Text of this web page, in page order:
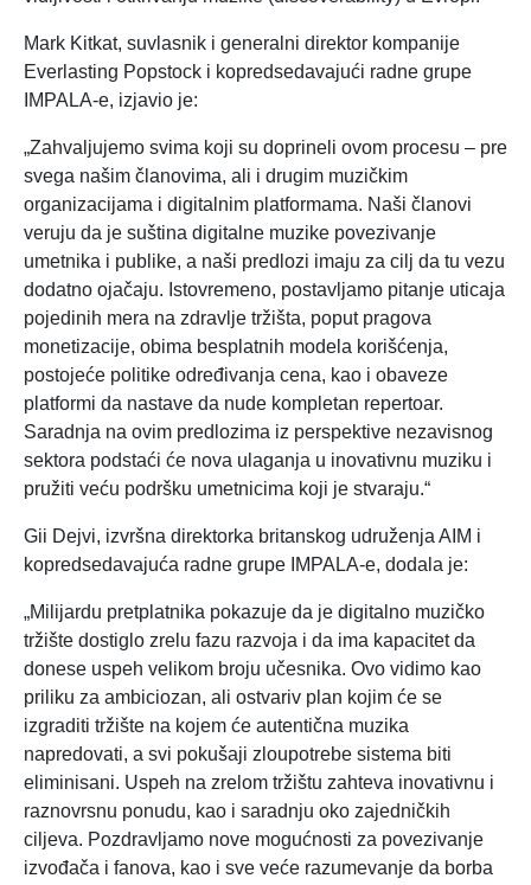
Mark Kitkat, suvlasnik i generalni direktor kompanije
Everlasting Popstock i kopredsedavajući radne grupe
IMPALA-e, izjavio je:
„Zahvaljujemo svima koji su doprineli ovom procesu – pre
svega našim članovima, ali i drugim muzičkim
organizacijama i digitalnim platformama. Naši članovi
veruju da je suština digitalne muzike povezivanje
umetnika i publike, a naši predlozi imaju za cilj da tu vezu
dodatno ojačaju. Istovremeno, postavljamo pitanje uticaja
pojedinih mera na zdravlje tržišta, poput pragova
monetizacije, obima besplatnih modela korišćenja,
postojeće politike određivanja cena, kao i obaveze
platformi da nastave da nude kompletan repertoar.
Saradnja na ovim predlozima iz perspektive nezavisnog
sektora podstaći će nova ulaganja u inovativnu muziku i
pružiti veću podršku umetnicima koji je stvaraju.“
Gii Dejvi, izvršna direktorka britanskog udruženja AIM i
kopredsedavajuća radne grupe IMPALA-e, dodala je:
„Milijardu pretplatnika pokazuje da je digitalno muzičko
tržište dostiglo zrelu fazu razvoja i da ima kapacitet da
donese uspeh velikom broju učesnika. Ovo vidimo kao
priliku za ambiciozan, ali ostvariv plan kojim će se
izgraditi tržište na kojem će autentična muzika
napredovati, a svi pokušaji zloupotrebe sistema biti
eliminisani. Uspeh na zrelom tržištu zahteva inovativnu i
raznovrsnu ponudu, kao i saradnju oko zajedničkih
ciljeva. Pozdravljamo nove mogućnosti za povezivanje
izvođača i fanova, kao i sve veće razumevanje da borba